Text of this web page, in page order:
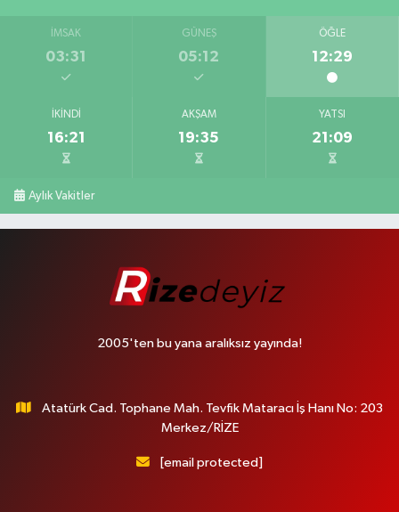
İMSAK
03:31
GÜNEŞ
05:12
ÖĞLE
12:29
İKINDI
16:21
AKŞAM
19:35
YATSI
21:09
Aylık Vakitler
2005'ten bu yana aralıksız yayında!
Atatürk Cad. Tophane Mah. Tevfik Mataracı İş Hanı No: 203
Merkez/RİZE
[email protected]